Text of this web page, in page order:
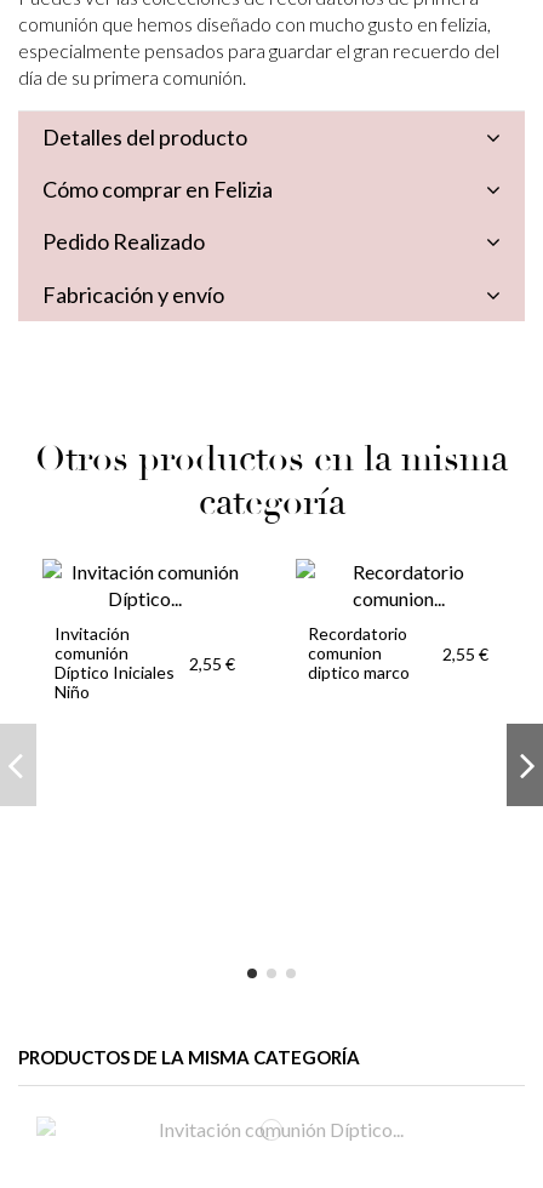
comunión que hemos diseñado con mucho gusto en felizia,
especialmente pensados para guardar el gran recuerdo del
día de su primera comunión.
Detalles del producto
Cómo comprar en Felizia
Pedido Realizado
Fabricación y envío
Otros productos en la misma
categoría
Invitación
comunión
Díptico Iniciales
Niño
2,55 €
Recordatorio
comunion
diptico marco
2,55 €
PRODUCTOS DE LA MISMA CATEGORÍA